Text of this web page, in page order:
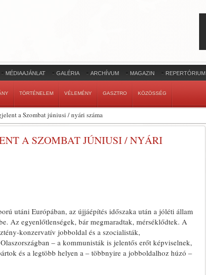
MÉDIAAJÁNLAT GALÉRIA ARCHÍVUM MAGAZIN REPERTÓRIUM
TÖRTÉNELEM VÉLEMÉNY GASZTRO KÖZÖSSÉG
a Szombat júniusi / nyári száma
A SZOMBAT JÚNIUSI / NYÁRI
utáni Európában, az újjáépítés időszaka után a jóléti állam
Az egyenlőtlenségek, bár megmaradtak, mérséklődtek. A
konzervatív jobboldal és a szocialisták,
– a kommunisták is jelentős erőt képviselnek,
és a legtöbb helyen a – többnyire a jobboldalhoz húzó –